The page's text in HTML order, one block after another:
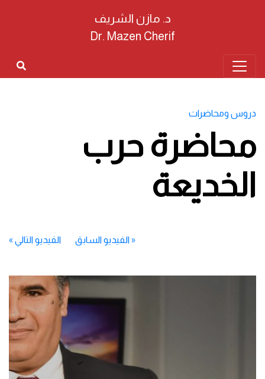
د. مازن الشريف
Dr. Mazen Cherif
دروس ومحاضرات
محاضرة حرب
الخديعة
«الفيديو السابق الفيديو التالي »